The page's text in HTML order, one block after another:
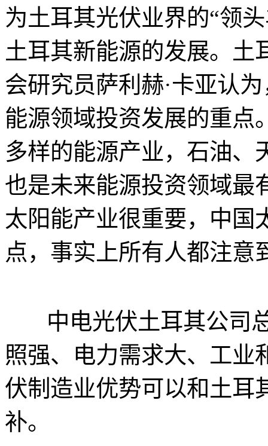
为土耳其光伏业界的“领
土耳其新能源的发展。土
会研究员萨利赫·卡亚认
能源领域投资发展的重点
多样的能源产业，石油、
也是未来能源投资领域最
太阳能产业很重要，中国
点，事实上所有人都注意
中电光伏土耳其公司总
照强、电力需求大、工业
伏制造业优势可以和土耳
补。